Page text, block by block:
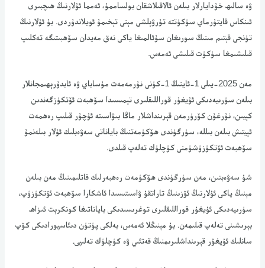
ۋە سالىھ خۇدايارلار بىلەن ئالاقىلاشقان بولساممۇ، ئەمما ئۇلارنىڭ ھىچبىرى
ئىنكاس قايتۇرماي سۈكۈتتە تۇرۋېلشى مېنى تېخىمۇ ئويلاندۇردى. بۇ ئۇلارنىڭ
تۈنجى قېتىم مىنىڭ سورىغان سۇئالمىغا ياكى نەق مەيدان سۆھبىتىگە تەكلىپ
قىلىشىمغا سۈكۈت قىلىشى ئەمەس.
مەن 2025-يىلى 1-ئاينىڭ 1-كۈنى نۇرمەمەت مۇساباي ۋە ئابدۇرېھىمجانلار
بىلەن سۈرىيەدىكى ئۇيغۇر قوراللىقلىرى تېمىسىدا سۆھبەت ئۆتكۈزگەندىن
كېيىن، نۇرغۇن كۆرۈرمەن قېرىنداشلار ماڭا بىۋاسىتە ئۇچۇر قىلىپ رەھمەت
ئېيتىش بىلەن بىللە، سۈرگۈندى ھۆكۈمەتنىڭ باياناتى سەۋەبلىك ئۇلار بىلەنمۇ
سۆھبەت ئۆتكۈزۈشۈمنى كۈچلۈك تەلەپ قىلدى.
شۇ سەۋەبتىن، مەن سۈرگۈندى ھۆكۈمەت رەھبەرلىك قاتلىمىنىڭ مەن بىلەن
مېنىڭ ياكى ئۇلارنىڭ ئۆزىنىڭ تاراتقۇ ۋاسىتىسىدا ئاشكارا سۆھبەت ئۆتكۈزۈپ،
سۈرىيەدىكى ئۇيغۇر قوراللىقلىرى توغرىسىدىكى باياناتىغا كونكرېت ئىزاھ
بېرىشىنى تەلەپ قىلىمەن. بۇ مېنىڭلا ئەمەس، بەلكى پۈتۈن دىئاسپورادىكى كۆپ
سانلىك ئۇيغۇر قېرىنداشلىرىمنىڭ قەتئىي ۋە كۈچلۈك تەلىپى.